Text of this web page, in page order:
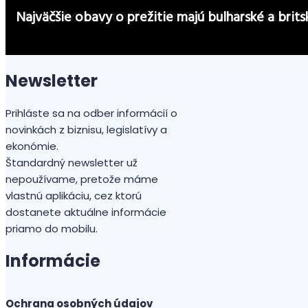
Skorá fakturácia je najčastejším spôsobom v
Neplatíme, lebo neplatia nám, taký je
Európske spoločnosti optimizmus pri úhradách
Nemeckých zákazníkov porazili v platobnej
Lehoty splatnosti faktúr Slováci ignorujú. Máme
Pri úhradách faktúr zmapovali 17 krajín Európy a
Ľudské zlyhanie a zábudlivosť sú dôvodom
Ako správne vystaviť faktúru? 11 TIPOV z
Najväčšie obavy o prežitie majú bulharské a
Newsletter
Prihláste sa na odber informácií o
novinkách z biznisu, legislatívy a
ekonómie.
Štandardný newsletter už
nepoužívame, pretože máme
vlastnú aplikáciu, cez ktorú
dostanete aktuálne informácie
priamo do mobilu.
Informácie
Ochrana osobných údajov